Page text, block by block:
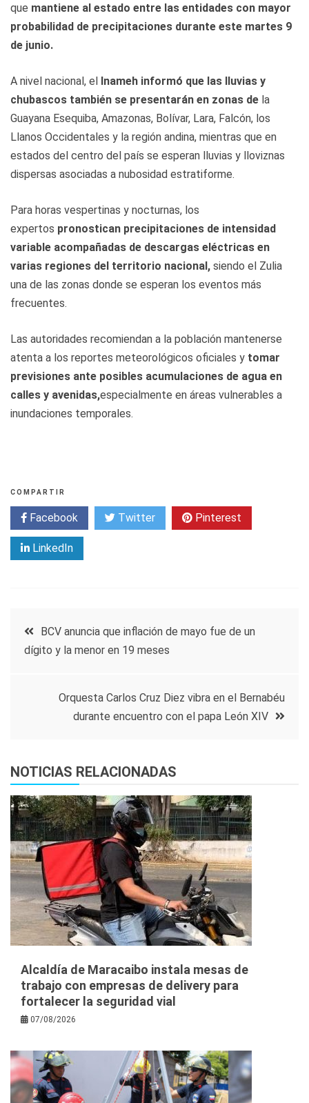
que mantiene al estado entre las entidades con mayor
probabilidad de precipitaciones durante este martes 9
de junio.
A nivel nacional, el Inameh informó que las lluvias y
chubascos también se presentarán en zonas de la
Guayana Esequiba, Amazonas, Bolívar, Lara, Falcón, los
Llanos Occidentales y la región andina, mientras que en
estados del centro del país se esperan lluvias y lloviznas
dispersas asociadas a nubosidad estratiforme.
Para horas vespertinas y nocturnas, los
expertos pronostican precipitaciones de intensidad
variable acompañadas de descargas eléctricas en
varias regiones del territorio nacional, siendo el Zulia
una de las zonas donde se esperan los eventos más
frecuentes.
Las autoridades recomiendan a la población mantenerse
atenta a los reportes meteorológicos oficiales y tomar
previsiones ante posibles acumulaciones de agua en
calles y avenidas,especialmente en áreas vulnerables a
inundaciones temporales.
COMPARTIR
Facebook Twitter Pinterest
LinkedIn
Navegación
entradas
BCV anuncia que inflación de mayo fue de un
dígito y la menor en 19 meses
Orquesta Carlos Cruz Diez vibra en el Bernabéu
durante encuentro con el papa León XIV
NOTICIAS RELACIONADAS
Alcaldía de Maracaibo instala mesas de
trabajo con empresas de delivery para
fortalecer la seguridad vial
07/08/2026